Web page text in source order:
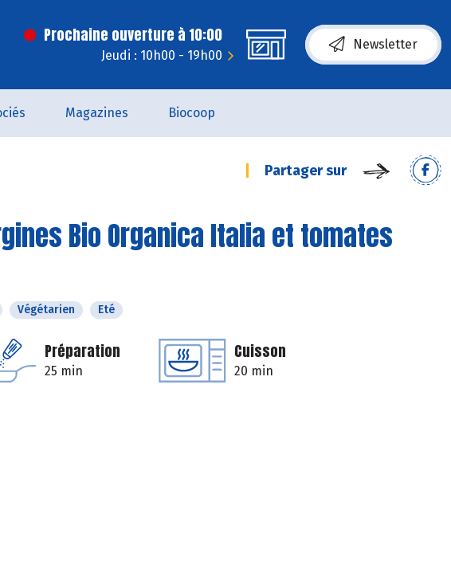
Prochaine ouverture à 10:00
Jeudi : 10h00 - 19h00
Newsletter
Magazines Biocoop
Partager sur
Bio Organica Italia et tomates
Végétarien Eté
Préparation
25 min
Cuisson
20 min